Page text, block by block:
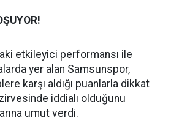
etkileyici performansı ile
yer alan Samsunspor,
karşı aldığı puanlarla dikkat
iddialı olduğunu
umut verdi.